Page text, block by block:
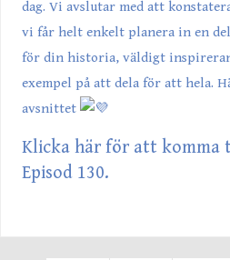
dag. Vi avslutar med att
vi får helt enkelt planera in en
för din historia, väldigt
exempel på att dela för att hela.
avsnittet
Klicka här för att komma
Episod 130.